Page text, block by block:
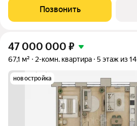
террасами. Высота потолков от 3,5 до 4,65 м. Эксклюзивные
Позвонить
47 000 000 ₽
67,1 м² 2-комн. квартира 5 этаж из 14
новостройка